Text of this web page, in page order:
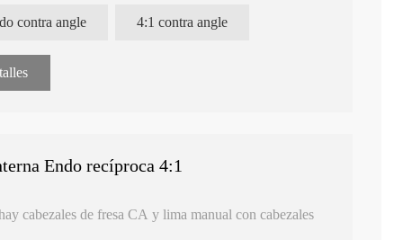
de 0,4 mm. Contáctenos hoy para obtener más
beneficiar su práctica dental.
contra angle 4:1 contra angle
Endo recíproca 4:1
cabezales de fresa CA y lima manual con cabezales